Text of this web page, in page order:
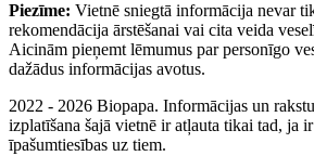
Piezīme: Vietnē sniegtā informācija nevar
rekomendācija ārstēšanai vai cita veida
Aicinām pieņemt lēmumus par personīgo
dažādus informācijas avotus.
2022 - 2026 Biopapa. Informācijas un
izplatīšana šajā vietnē ir atļauta tikai tad, ja
īpašumtiesības uz tiem.